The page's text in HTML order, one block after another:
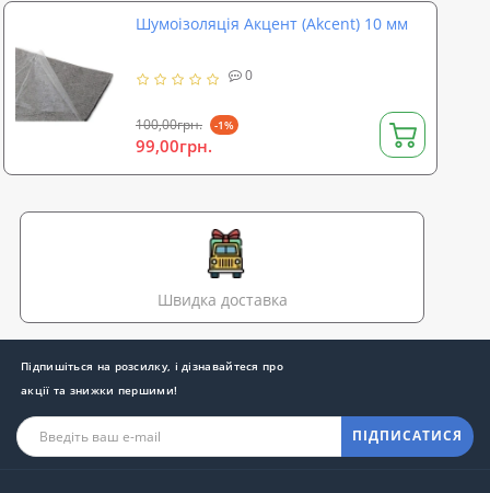
Шумоізоляція Акцент (Akcent) 10 мм
0
100,00грн. -1%
99,00грн.
Швидка доставка
Підпишіться на розсилку, і дізнавайтеся про
акції та знижки першими!
ПІДПИСАТИСЯ